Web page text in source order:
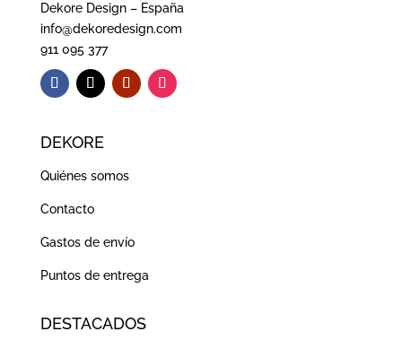
Dekore Design – España
info@dekoredesign.com
911 095 377
DEKORE
Quiénes somos
Contacto
Gastos de envío
Puntos de entrega
DESTACADOS